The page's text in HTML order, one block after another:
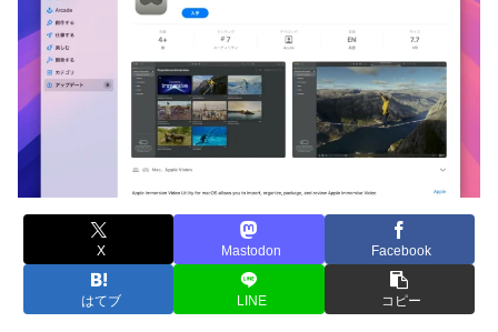
X Mastodon Facebook
はてブ LINE コピー